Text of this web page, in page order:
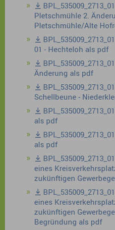
Pletschmühle 2.
Pletschmühle/Alte
01 - Hechteloh als pdf
Änderung als pdf
Schellbeune -
als pdf
als pdf
eines
zukünftigen
eines
zukünftigen
Begründung als pdf